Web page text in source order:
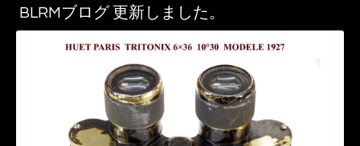
BLRMブログ 更新しました。